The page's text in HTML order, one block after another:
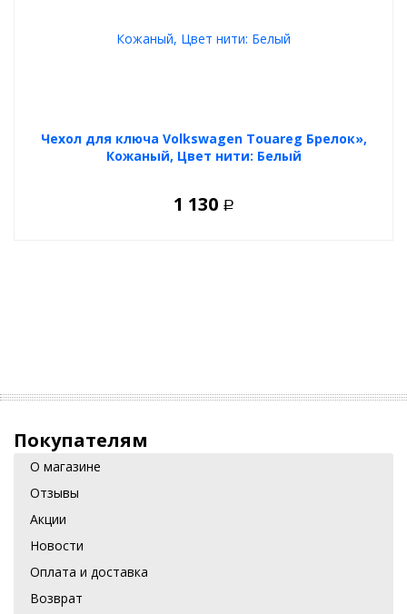
Чехол для ключа Volkswagen Touareg Брелок»,
Кожаный, Цвет нити: Белый
1 130 Р
Покупателям
О магазине
Отзывы
Акции
Новости
Оплата и доставка
Возврат